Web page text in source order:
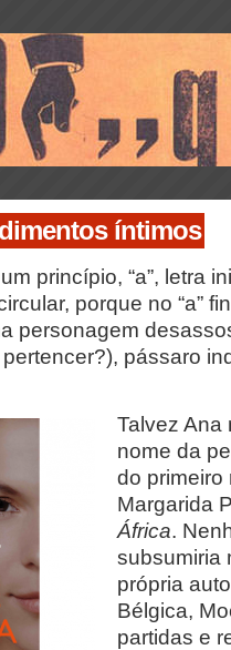
íntimos
princípio, “a”, letra
porque no “a”
personagem
pássaro
Talvez Ana
nome da
do primeiro
Margarida
África.
subsumiria
própria
Bélgica,
partidas e